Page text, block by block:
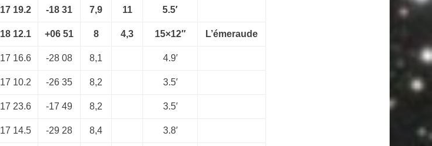
17 19.2 -18 31 7,9 11 5.5′
18 12.1 +06 51 8 4,3 15×12″ L’émeraude
17 16.6 -28 08 8,1 4.9′
17 10.2 -26 35 8,2 3.5′
17 23.6 -17 49 8,2 3.5′
17 14.5 -29 28 8,4 3.8′